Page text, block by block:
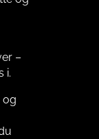
–
i.
og